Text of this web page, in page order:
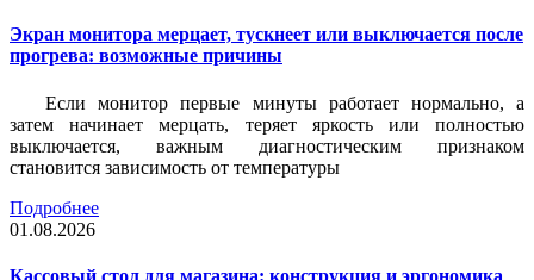
Экран монитора мерцает, тускнеет или выключается после
прогрева: возможные причины
Если монитор первые минуты работает нормально, а
затем начинает мерцать, теряет яркость или полностью
выключается, важным диагностическим признаком
становится зависимость от температуры
Подробнее
01.08.2026
Кассовый стол для магазина: конструкция и эргономика